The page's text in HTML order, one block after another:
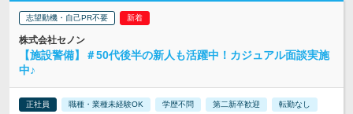
志望動機・自己PR不要
株式会社セノン
【施設警備】＃50代後半の新人も活躍中！カジュアル面談実施
中♪
正社員 職種・業種未経験OK 学歴不問 第二新卒歓迎 転勤なし